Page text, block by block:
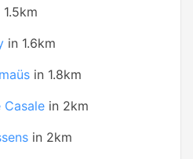
1.5km
in 1.6km
in 1.8km
Casale in 2km
in 2km